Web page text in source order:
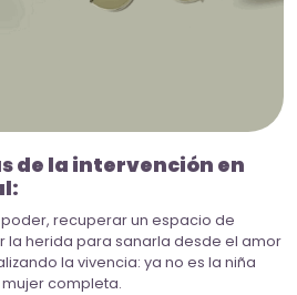
de la intervención en
recuperar un espacio de
la herida para sanarla desde el amor
la vivencia: ya no es la niña
completa.